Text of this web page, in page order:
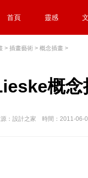
首頁 靈感
> 插畫藝術 > 概念插畫 >
概念
：設計之家 時間：2011-06-